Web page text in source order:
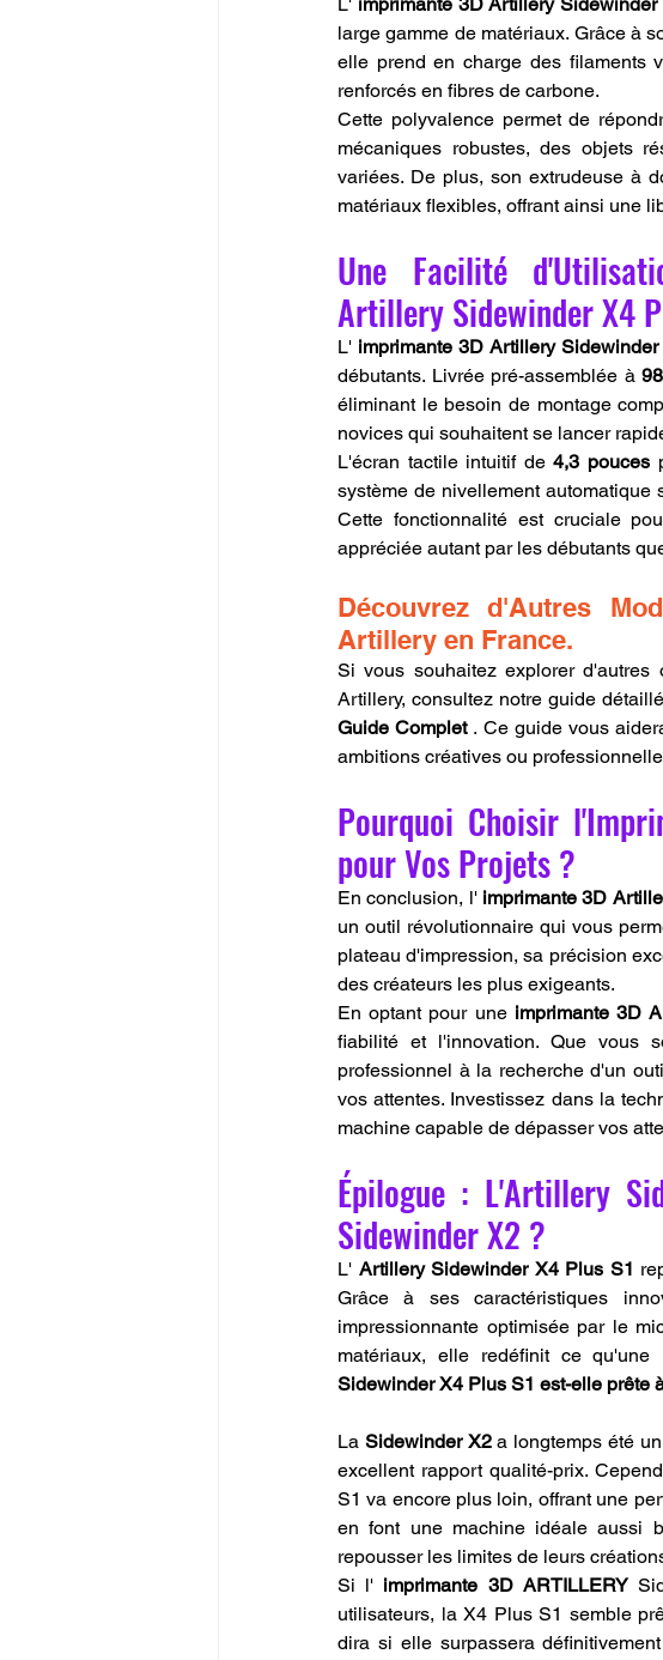
large gamme de matériaux. Grâce à
elle prend en charge des filaments
renforcés en fibres de carbone.
Cette polyvalence permet de
mécaniques robustes, des objets
variées. De plus, son extrudeuse à
matériaux flexibles, offrant ainsi une
Une Facilité
Artillery Sidewinder X4
L' imprimante 3D Artillery
débutants. Livrée pré-assemblée à
éliminant le besoin de montage
novices qui souhaitent se lancer
L'écran tactile intuitif de 4,3 pouces
système de nivellement automatique
Cette fonctionnalité est cruciale
appréciée autant par les débutants
Découvrez d'Autres
Artillery en France.
Si vous souhaitez explorer
Artillery, consultez notre guide
Guide Complet . Ce guide vous
ambitions créatives ou
Pourquoi Choisir
pour Vos Projets ?
En conclusion, l' imprimante 3D
un outil révolutionnaire qui vous
plateau d'impression, sa précision
des créateurs les plus exigeants.
En optant pour une imprimante 3D
fiabilité et l'innovation. Que vous
professionnel à la recherche d'un
vos attentes. Investissez dans la
machine capable de dépasser vos
Épilogue : L'Artillery
Sidewinder X2 ?
L' Artillery Sidewinder X4 Plus S1
Grâce à ses caractéristiques
impressionnante optimisée par le
matériaux, elle redéfinit ce
Sidewinder X4 Plus S1 est-elle prête
La Sidewinder X2 a longtemps été
excellent rapport qualité-prix.
S1 va encore plus loin, offrant une
en font une machine idéale aussi
repousser les limites de leurs
Si l' imprimante 3D ARTILLERY
utilisateurs, la X4 Plus S1 semble
dira si elle surpassera